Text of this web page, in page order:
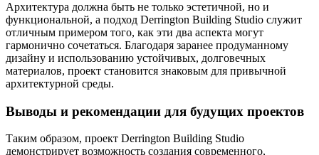
Архитектура должна быть не только эстетичной, но и
функциональной, а подход Derrington Building Studio служит
отличным примером того, как эти два аспекта могут
гармонично сочетаться. Благодаря заранее продуманному
дизайну и использованию устойчивых, долговечных
материалов, проект становится знаковым для привычной
архитектурной среды.
Выводы и рекомендации для будущих проектов
Таким образом, проект Derrington Building Studio
демонстрирует возможность создания современного,